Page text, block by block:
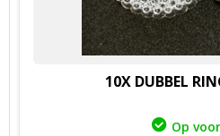
10X DUBBEL
Op